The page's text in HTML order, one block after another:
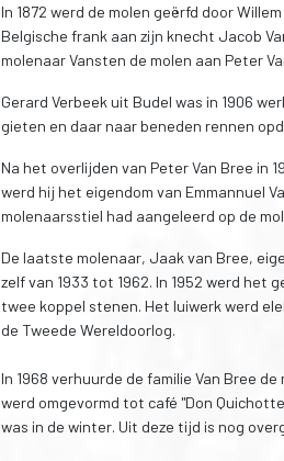
In 1872 werd de molen geërfd door
Belgische frank aan zijn knecht Jacob
molenaar Vansten de molen aan Peter
Gerard Verbeek uit Budel was in 1906
gieten en daar naar beneden rennen
Na het overlijden van Peter Van Bree in
werd hij het eigendom van Emmannuel
molenaarsstiel had aangeleerd op de
De laatste molenaar, Jaak van Bree,
zelf van 1933 tot 1962. In 1952 werd het
twee koppel stenen. Het luiwerk werd
de Tweede Wereldoorlog.
In 1968 verhuurde de familie Van Bree
werd omgevormd tot café "Don
was in de winter. Uit deze tijd is nog